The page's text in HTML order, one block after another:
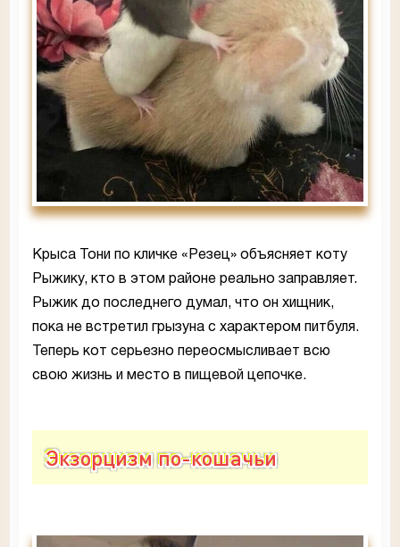
Крыса Тони по кличке «Резец» объясняет коту
Рыжику, кто в этом районе реально заправляет.
Рыжик до последнего думал, что он хищник,
пока не встретил грызуна с характером питбуля.
Теперь кот серьезно переосмысливает всю
свою жизнь и место в пищевой цепочке.
Экзорцизм по-кошачьи